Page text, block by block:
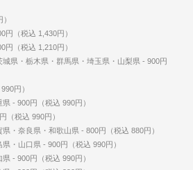
円（税込 1,430円）
円（税込 1,210円）
県・栃木県・群馬県・埼玉県・山梨県 - 900円
円）
- 900円（税込 990円）
（税込 990円）
・奈良県・和歌山県 - 800円（税込 880円）
・山口県 - 900円（税込 990円）
- 900円（税込 990円）